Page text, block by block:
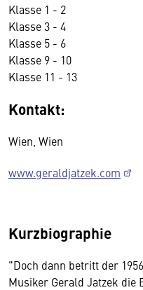
Klasse 1 - 2
Klasse 3 - 4
Klasse 5 - 6
Klasse 9 - 10
Klasse 11 - 13
Kontakt:
Wien, Wien
www.geraldjatzek.com
Kurzbiographie
"Doch dann betritt der
Musiker Gerald Jatzek